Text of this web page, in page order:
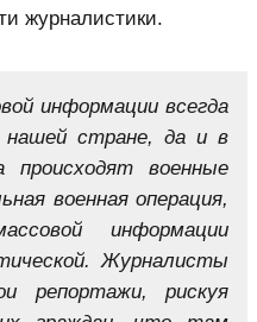
журналистики.
информации всегда
нашей стране, да и в
происходят военные
военная операция,
информации
Журналисты
репортажи, рискуя